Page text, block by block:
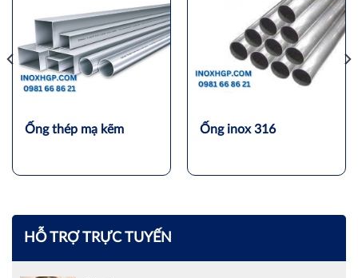
Ống thép mạ kẽm Ống inox 316
HỖ TRỢ TRỰC TUYẾN